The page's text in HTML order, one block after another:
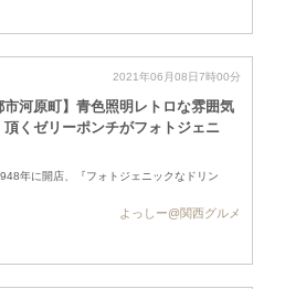
2021年06月08日7時00分
市河原町】青色照明レトロな雰囲気
頂くゼリーポンチがフォトジェニ
年に開店、『フォトジェニックなドリン
よっしー@関西グルメ